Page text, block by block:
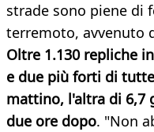
strade sono piene di
terremoto, avvenuto
Oltre 1.130 repliche
e due più forti di
mattino, l'altra di 6,7
due ore dopo. "Non